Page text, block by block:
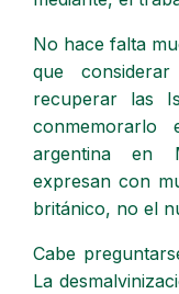
No hace falta
que
recuperar las
argentina en
expresan con
británico, no el
Cabe
La